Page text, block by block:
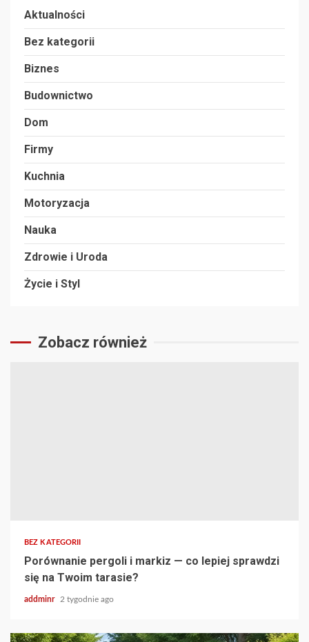
Aktualności
Bez kategorii
Biznes
Budownictwo
Dom
Firmy
Kuchnia
Motoryzacja
Nauka
Zdrowie i Uroda
Życie i Styl
Zobacz również
BEZ KATEGORII
Porównanie pergoli i markiz — co lepiej sprawdzi
się na Twoim tarasie?
addminr 2 tygodnie ago